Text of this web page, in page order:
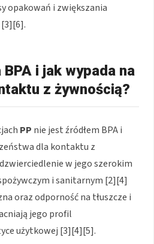
opakowań i zwiększania
i jak wypada na
z żywnością?
PP nie jest źródłem BPA i
dla kontaktu z
w jego szerokim
i sanitarnym [2][4]
oraz odporność na tłuszcze i
jego profil
użytkowej [3][4][5].